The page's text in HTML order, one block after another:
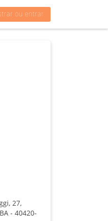
ou entrar
27,
- 40420-